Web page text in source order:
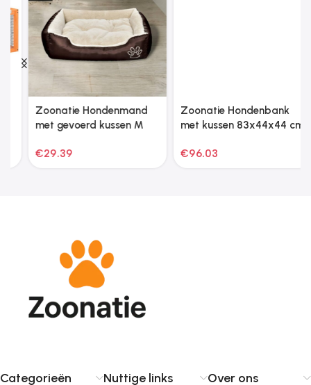
Zoonatie Hondenmand
met gevoerd kussen M
29.39
Zoonatie Hondenbank
met kussen 83x44x44 cm
96.03
Categorieën Nuttige links Over ons